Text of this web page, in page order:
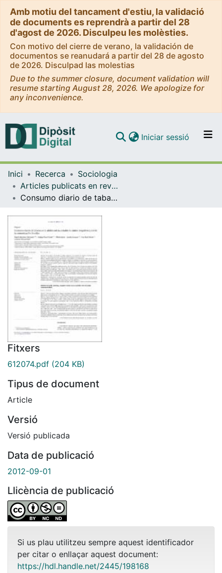
Amb motiu del tancament d'estiu, la validació
de documents es reprendrà a partir del 28
d'agost de 2026. Disculpeu les molèsties.
Con motivo del cierre de verano, la validación de
documentos se reanudará a partir del 28 de agosto
de 2026. Disculpad las molestias
Due to the summer closure, document validation will
resume starting August 28, 2026. We apologize for
any inconvenience.
Navega per tot el DD
Iniciar sessió (current)
Inici Recerca
Sociologia
Articles publicats en revistes (Sociologia)
Consumo diario de tabaco en la adolescencia, estados de ánimo negativos y el rol de la comunicación familiar: Resultados de un estudio transversal
Fitxers
612074.pdf (204 KB)
Tipus de document
Article
Versió
Versió publicada
Data de publicació
2012-09-01
Llicència de publicació
Si us plau utilitzeu sempre aquest identificador
per citar o enllaçar aquest document:
https://hdl.handle.net/2445/198168